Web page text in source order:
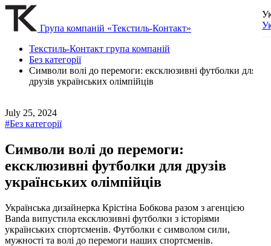
Група компаній «Текстиль-Контакт»
Текстиль-Контакт група компаній
Без категорії
Символи волі до перемоги: ексклюзивні футболки для
друзів українських олімпійців
July 25, 2024
#Без категорії
Символи волі до перемоги:
ексклюзивні футболки для друзів
українських олімпійців
Українська дизайнерка Крістіна Бобкова разом з агенцією
Banda випустила ексклюзивні футболки з історіями
українських спортсменів. Футболки є символом сили,
мужності та волі до перемоги наших спортсменів.